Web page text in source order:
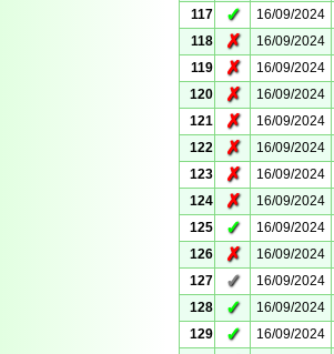
117
✓ 16/09/2024
118
✗ 16/09/2024
119
✗ 16/09/2024
120
✗ 16/09/2024
121
✗ 16/09/2024
122
✗ 16/09/2024
123
✗ 16/09/2024
124
✗ 16/09/2024
125
✓ 16/09/2024
126
✗ 16/09/2024
127
✓ 16/09/2024
128
✓ 16/09/2024
129
✓ 16/09/2024